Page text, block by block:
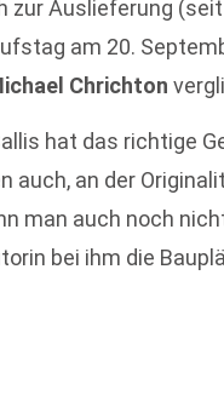
zur Auslieferung
am 20.
Chrichton
hat das richtige
auch, an der
man auch noch
bei ihm die